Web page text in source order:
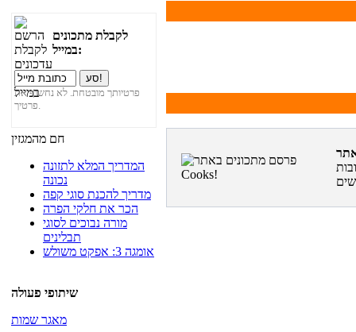
לקבלת מתכונים
במייל:
פרטיותך מובטחת. לא נחשוף את
פרטיך.
חם מהמגזין
המדריך המלא לתזונה
נכונה
מדריך להכנת סוגי קפה
הכר את חלקי הפרה
מורה נבוכים לסוגי
תבלינים
אומגה 3: אפקט משולש
שיתופי פעולה
מאגר שמות